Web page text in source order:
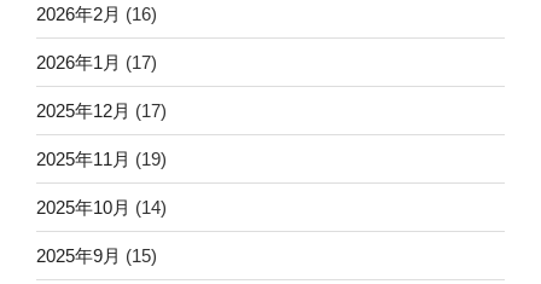
2026年2月 (16)
2026年1月 (17)
2025年12月 (17)
2025年11月 (19)
2025年10月 (14)
2025年9月 (15)